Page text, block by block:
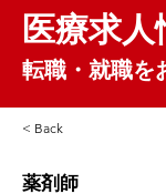
医療求人
転職・就職を
< Back
薬剤師